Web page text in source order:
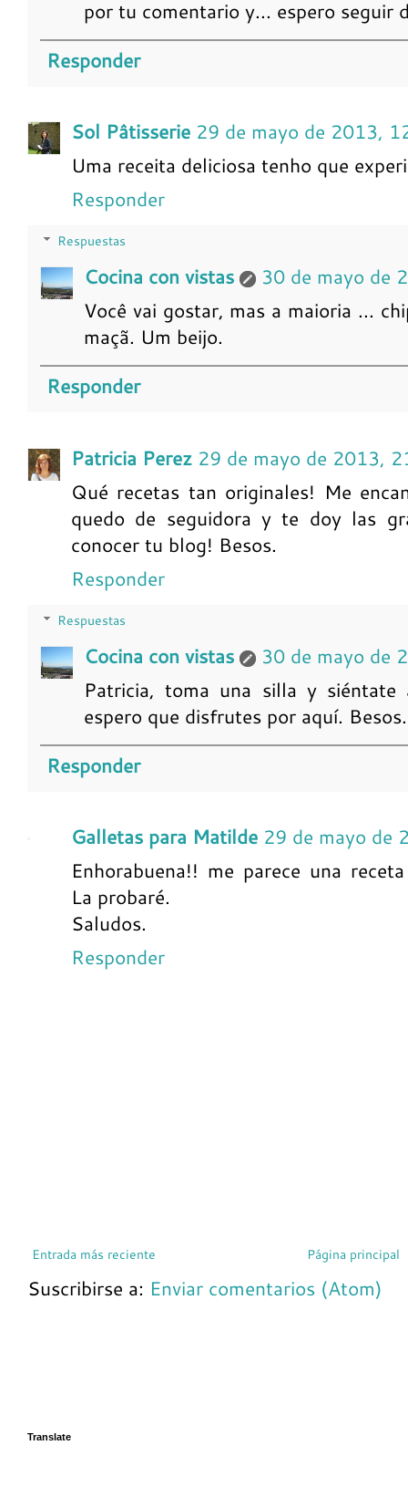
por tu comentario y... espero seguir
Responder
Sol Pâtisserie 29 de mayo de 2013,
Uma receita deliciosa tenho que
Responder
Respuestas
Cocina con vistas
30 de mayo de
Você vai gostar, mas a maioria ...
maçã. Um beijo.
Responder
Patricia Perez 29 de mayo de 2013,
Qué recetas tan originales! Me
quedo de seguidora y te doy las
conocer tu blog! Besos.
Responder
Respuestas
Cocina con vistas
30 de mayo de
Patricia, toma una silla y siéntate
espero que disfrutes por aquí. Besos.
Responder
Galletas para Matilde 29 de mayo de
Enhorabuena!! me parece una
La probaré.
Saludos.
Responder
Entrada más reciente Página principal
Suscribirse a: Enviar comentarios (Atom)
Translate